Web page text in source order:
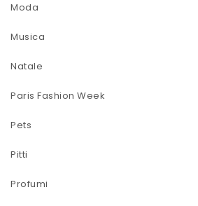
Moda
Musica
Natale
Paris Fashion Week
Pets
Pitti
Profumi